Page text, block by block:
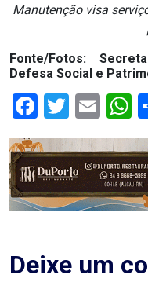
DO
RN
ASSISTÊNCIA
MÉDICA
Blog
Manutenção visa
Fonte/Fotos:
Defesa Social e
Facebook
Twitter
Deixe um